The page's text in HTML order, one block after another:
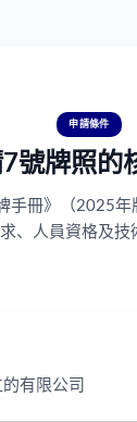
申請條件
號牌照的
手冊》（2025
、人員資格及技
有限公司